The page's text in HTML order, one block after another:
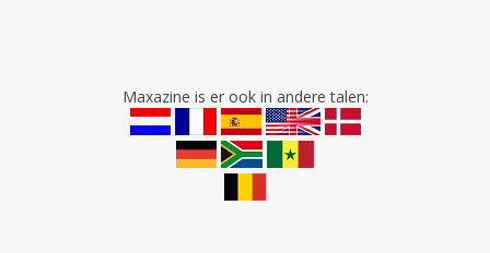
Maxazine is er ook in andere talen: